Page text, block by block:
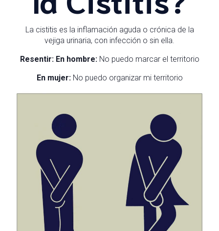
La cistitis es la inflamación aguda o crónica de la
vejiga urinaria, con infección o sin ella.
Resentir: En hombre: No puedo marcar el territorio
En mujer: No puedo organizar mi territorio